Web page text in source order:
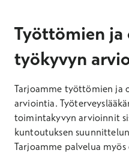
Työttömien ja
työkyvyn
Tarjoamme työttömien ja
arviointia.
toimintakyvyn arvioinnit
kuntoutuksen
Tarjoamme palvelua